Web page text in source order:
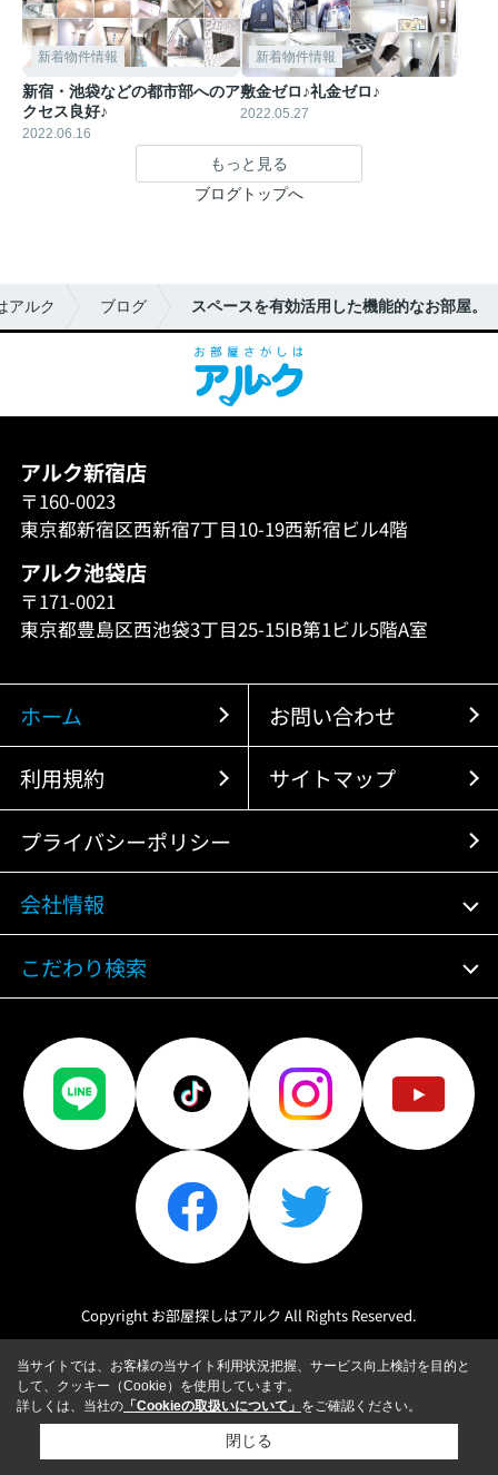
新着物件情報
新宿・池袋などの都市部へのア
クセス良好♪
2022.06.16
新着物件情報
敷金ゼロ♪礼金ゼロ♪
2022.05.27
もっと見る
ブログトップへ
アルク ブログ スペースを有効活用した機能的なお部屋。
アルク新宿店
〒160-0023
東京都新宿区西新宿7丁目10-19西新宿ビル4階
アルク池袋店
〒171-0021
東京都豊島区西池袋3丁目25-15IB第1ビル5階A室
ホーム お問い合わせ
利用規約 サイトマップ
プライバシーポリシー
会社情報
こだわり検索
Copyright お部屋探しはアルク All Rights Reserved.
当サイトでは、お客様の当サイト利用状況把握、サービス向上検討を目的と
して、クッキー（Cookie）を使用しています。
詳しくは、当社の 「Cookieの取扱いについて」 をご確認ください。
閉じる